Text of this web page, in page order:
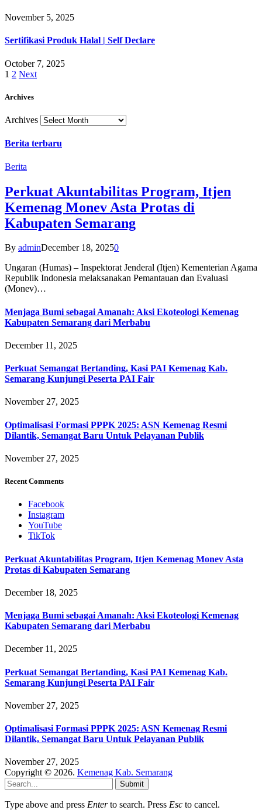
November 5, 2025
Sertifikasi Produk Halal | Self Declare
October 7, 2025
1 2 Next
Archives
Archives
Berita terbaru
Berita
Perkuat Akuntabilitas Program, Itjen
Kemenag Monev Asta Protas di
Kabupaten Semarang
By adminDecember 18, 20250
Ungaran (Humas) – Inspektorat Jenderal (Itjen) Kementerian Agama
Republik Indonesia melaksanakan Pemantauan dan Evaluasi
(Monev)…
Menjaga Bumi sebagai Amanah: Aksi Ekoteologi Kemenag
Kabupaten Semarang dari Merbabu
December 11, 2025
Perkuat Semangat Bertanding, Kasi PAI Kemenag Kab.
Semarang Kunjungi Peserta PAI Fair
November 27, 2025
Optimalisasi Formasi PPPK 2025: ASN Kemenag Resmi
Dilantik, Semangat Baru Untuk Pelayanan Publik
November 27, 2025
Recent Comments
Facebook
Instagram
YouTube
TikTok
Perkuat Akuntabilitas Program, Itjen Kemenag Monev Asta
Protas di Kabupaten Semarang
December 18, 2025
Menjaga Bumi sebagai Amanah: Aksi Ekoteologi Kemenag
Kabupaten Semarang dari Merbabu
December 11, 2025
Perkuat Semangat Bertanding, Kasi PAI Kemenag Kab.
Semarang Kunjungi Peserta PAI Fair
November 27, 2025
Optimalisasi Formasi PPPK 2025: ASN Kemenag Resmi
Dilantik, Semangat Baru Untuk Pelayanan Publik
November 27, 2025
Copyright © 2026. Kemenag Kab. Semarang
Submit
Type above and press Enterto search. Press Esc to cancel.